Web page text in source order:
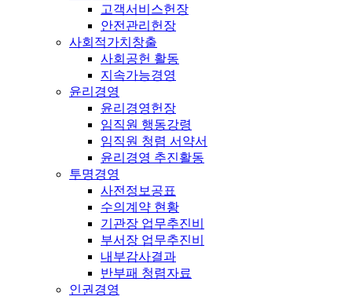
고객서비스헌장
안전관리헌장
사회적가치창출
사회공헌 활동
지속가능경영
윤리경영
윤리경영헌장
임직원 행동강령
임직원 청렴 서약서
윤리경영 추진활동
투명경영
사전정보공표
수의계약 현황
기관장 업무추진비
부서장 업무추진비
내부감사결과
반부패 청렴자료
인권경영